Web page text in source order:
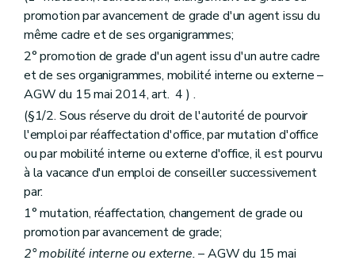
Art. 442
Art. 443
Art. 444
Chapitre XII De la mise à disposition
Art. 445
Chapitre XIII Congé pour interruption de la carrière professionnelle
Art. 446
Art. 447
Art. 448
Art. 449
Art. 449bis
Art. 450
Art. 452
Art. 453
Chapitre XIV Régimes de travail à temps partiel
Section première Des congés pour prestations réduites, justifiés par des raisons sociales ou familiales
promotion par avancement de grade d'un agent issu du
même cadre et de ses organigrammes;
2° promotion de grade d'un agent issu d'un autre cadre
et de ses organigrammes, mobilité interne ou externe –
AGW du 15 mai 2014, art. 4 ) .
(§1/2. Sous réserve du droit de l'autorité de pourvoir
l'emploi par réaffectation d'office, par mutation d'office
ou par mobilité interne ou externe d'office, il est pourvu
à la vacance d'un emploi de conseiller successivement
par:
1° mutation, réaffectation, changement de grade ou
promotion par avancement de grade;
2° mobilité interne ou externe.– AGW du 15 mai